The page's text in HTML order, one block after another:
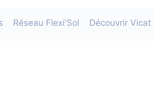
Réseau Flexi'Sol Découvrir Vicat